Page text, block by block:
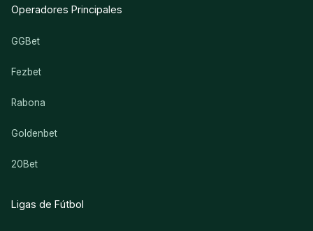
Operadores Principales
GGBet
Fezbet
Rabona
Goldenbet
20Bet
Ligas de Fútbol